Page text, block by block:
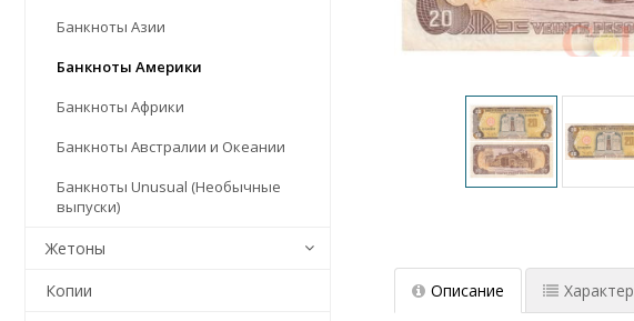
Описание
Банкноты Азии
Банкноты Америки
Банкноты Африки
Банкноты Австралии и Океании
Банкноты Unusual (Необычные
выпуски)
Жетоны
Копии